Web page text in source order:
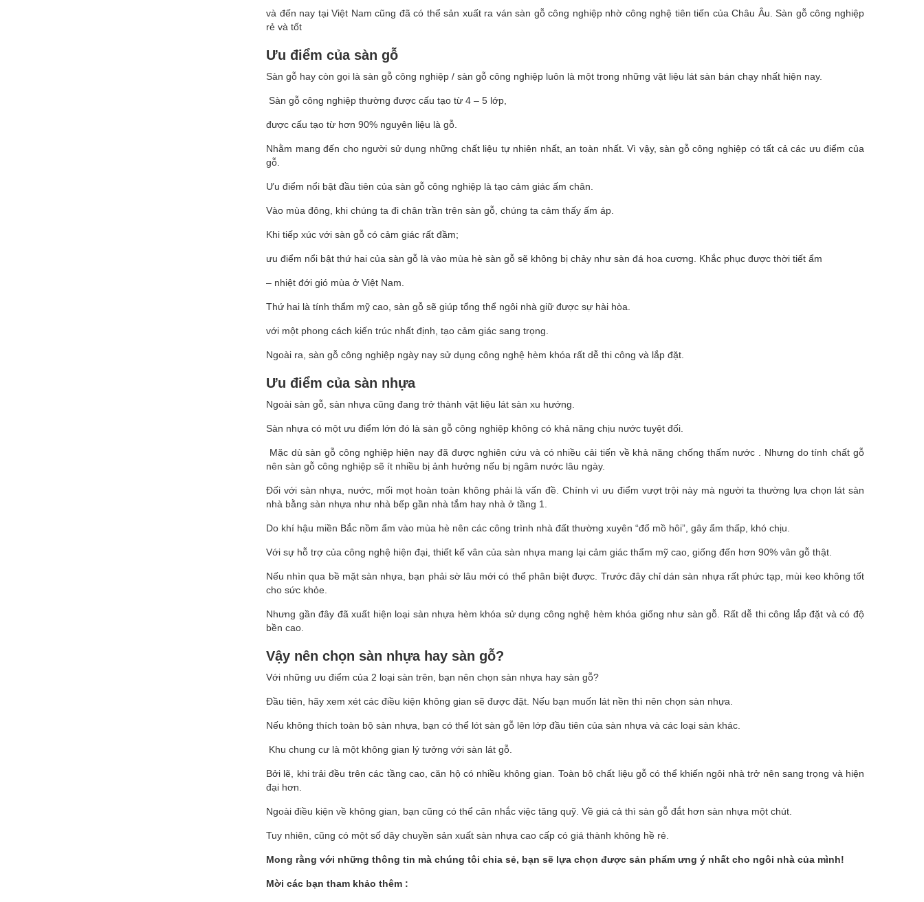
và đến nay tại Việt Nam cũng đã có thể sản xuất ra ván sàn gỗ công nghiệp nhờ công nghệ tiên tiến của Châu Âu. Sàn gỗ công nghiệp
rẻ và tốt
Ưu điểm của sàn gỗ
Sàn gỗ hay còn gọi là sàn gỗ công nghiệp / sàn gỗ công nghiệp luôn là một trong những vật liệu lát sàn bán chạy nhất hiện nay.
Sàn gỗ công nghiệp thường được cấu tạo từ 4 – 5 lớp,
được cấu tạo từ hơn 90% nguyên liệu là gỗ.
Nhằm mang đến cho người sử dụng những chất liệu tự nhiên nhất, an toàn nhất. Vì vậy, sàn gỗ công nghiệp có tất cả các ưu điểm của
gỗ.
Ưu điểm nổi bật đầu tiên của sàn gỗ công nghiệp là tạo cảm giác ấm chân.
Vào mùa đông, khi chúng ta đi chân trần trên sàn gỗ, chúng ta cảm thấy ấm áp.
Khi tiếp xúc với sàn gỗ có cảm giác rất đầm;
ưu điểm nổi bật thứ hai của sàn gỗ là vào mùa hè sàn gỗ sẽ không bị chảy như sàn đá hoa cương. Khắc phục được thời tiết ẩm
– nhiệt đới gió mùa ở Việt Nam.
Thứ hai là tính thẩm mỹ cao, sàn gỗ sẽ giúp tổng thể ngôi nhà giữ được sự hài hòa.
với một phong cách kiến ​​trúc nhất định, tạo cảm giác sang trọng.
Ngoài ra, sàn gỗ công nghiệp ngày nay sử dụng công nghệ hèm khóa rất dễ thi công và lắp đặt.
Ưu điểm của sàn nhựa
Ngoài sàn gỗ, sàn nhựa cũng đang trở thành vật liệu lát sàn xu hướng.
Sàn nhựa có một ưu điểm lớn đó là sàn gỗ công nghiệp không có khả năng chịu nước tuyệt đối.
Mặc dù sàn gỗ công nghiệp hiện nay đã được nghiên cứu và có nhiều cải tiến về khả năng chống thấm nước . Nhưng do tính chất gỗ
nên sàn gỗ công nghiệp sẽ ít nhiều bị ảnh hưởng nếu bị ngâm nước lâu ngày.
Đối với sàn nhựa, nước, mối mọt hoàn toàn không phải là vấn đề. Chính vì ưu điểm vượt trội này mà người ta thường lựa chọn lát sàn
nhà bằng sàn nhựa như nhà bếp gần nhà tắm hay nhà ở tầng 1.
Do khí hậu miền Bắc nồm ẩm vào mùa hè nên các công trình nhà đất thường xuyên “đổ mồ hôi”, gây ẩm thấp, khó chịu.
Với sự hỗ trợ của công nghệ hiện đại, thiết kế vân của sàn nhựa mang lại cảm giác thẩm mỹ cao, giống đến hơn 90% vân gỗ thật.
Nếu nhìn qua bề mặt sàn nhựa, bạn phải sờ lâu mới có thể phân biệt được. Trước đây chỉ dán sàn nhựa rất phức tạp, mùi keo không tốt
cho sức khỏe.
Nhưng gần đây đã xuất hiện loại sàn nhựa hèm khóa sử dụng công nghệ hèm khóa giống như sàn gỗ. Rất dễ thi công lắp đặt và có độ
bền cao.
Vậy nên chọn sàn nhựa hay sàn gỗ?
Với những ưu điểm của 2 loại sàn trên, bạn nên chọn sàn nhựa hay sàn gỗ?
Đầu tiên, hãy xem xét các điều kiện không gian sẽ được đặt. Nếu bạn muốn lát nền thì nên chọn sàn nhựa.
Nếu không thích toàn bộ sàn nhựa, bạn có thể lót sàn gỗ lên lớp đầu tiên của sàn nhựa và các loại sàn khác.
Khu chung cư là một không gian lý tưởng với sàn lát gỗ.
Bởi lẽ, khi trải đều trên các tầng cao, căn hộ có nhiều không gian. Toàn bộ chất liệu gỗ có thể khiến ngôi nhà trở nên sang trọng và hiện
đại hơn.
Ngoài điều kiện về không gian, bạn cũng có thể cân nhắc việc tăng quỹ. Về giá cả thì sàn gỗ đắt hơn sàn nhựa một chút.
Tuy nhiên, cũng có một số dây chuyền sản xuất sàn nhựa cao cấp có giá thành không hề rẻ.
Mong rằng với những thông tin mà chúng tôi chia sẻ, bạn sẽ lựa chọn được sản phẩm ưng ý nhất cho ngôi nhà của mình!
Mời các bạn tham khảo thêm :